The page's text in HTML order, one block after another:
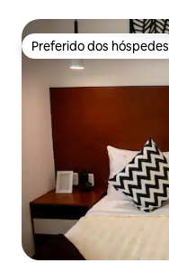
Preferido dos hóspedes
Preferido dos hóspedes